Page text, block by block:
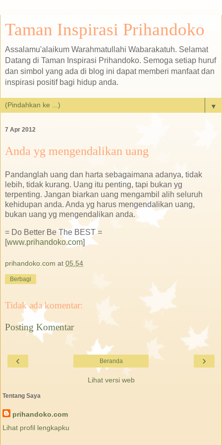
Taman Inspirasi Prihandoko
Assalamu'alaikum Warahmatullahi Wabarakatuh. Selamat
Datang di Taman Inspirasi Prihandoko. Semoga setiap huruf
dan simbol yang ada di blog ini dapat memberi manfaat dan
inspirasi positif bagi hidup anda.
▼
7 Apr 2012
Anda yg mengendalikan uang
Pandanglah uang dan harta sebagaimana adanya, tidak
lebih, tidak kurang. Uang itu penting, tapi bukan yg
terpenting. Jangan biarkan uang mengambil alih seluruh
kehidupan anda. Anda yg harus mengendalikan uang,
bukan uang yg mengendalikan anda.
= Do Better Be The BEST =
[www.prihandoko.com]
prihandoko.com at 05.54
Berbagi
Tidak ada komentar:
Posting Komentar
‹ ›
Beranda
Lihat versi web
Tentang Saya
prihandoko.com
Lihat profil lengkapku